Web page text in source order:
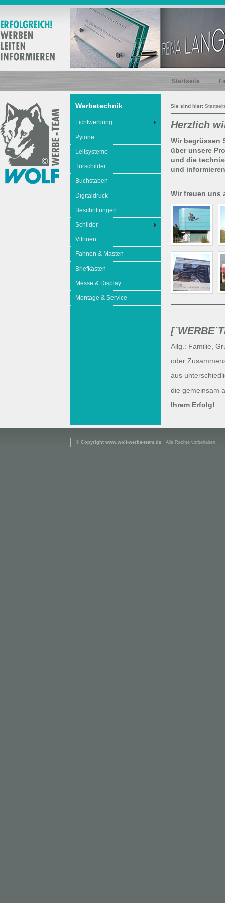
Startseite
Werbetechnik
Lichtwerbung
Pylone
Leitsysteme
Türschilder
Buchstaben
Digitaldruck
Beschriftungen
Schilder
Vitrinen
Fahnen & Masten
Briefkästen
Messe & Display
Montage & Service
Sie sind hier:
Herzlich
Wir begrüssen
über unsere
und die
und
Wir freuen uns
Allg.: Familie,
oder
aus
die gemeinsam
Ihrem Erfolg!
© Copyright www.wolf-werbe-team.de · Alle Rechte vorbehalten.